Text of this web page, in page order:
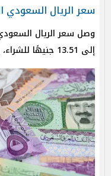
سعر الريال السعودي
وصل سعر الريال
إلى 13.51 جنيهًا للشراء، و13.56 جنيهًا للبيع.